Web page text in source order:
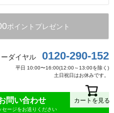
カートを見る
ポイントプレゼント
ダイヤル 0120-290-152
平日 10:00〜16:00(12:00～13:00を除く)
土日祝日はお休みです。
問い合わせ
ージをお送りください